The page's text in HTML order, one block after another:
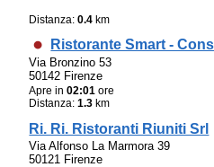
Distanza:0.4 km
Ristorante Smart -
Via Bronzino 53
50142 Firenze
Apre in02:01 ore
Distanza:1.3 km
Ri. Ri. Ristoranti Riuniti Srl
Via Alfonso La Marmora 39
50121 Firenze